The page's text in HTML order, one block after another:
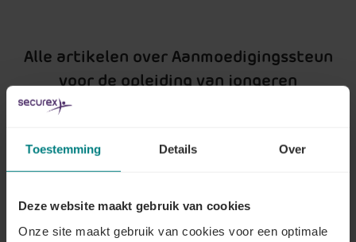
Toestemming Details Over
Deze website maakt gebruik van cookies
Onze site maakt gebruik van cookies voor een optimale
Alle artikelen over Aanmoedigingssteun
voor de opleiding van jongeren
Waarover gaat het?